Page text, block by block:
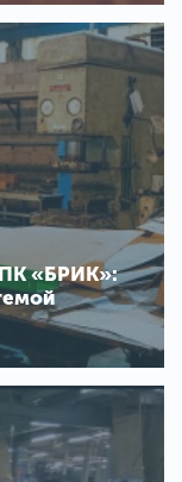
«БРИК»: